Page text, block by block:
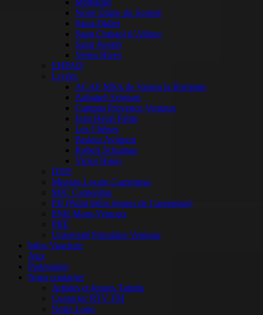
Méthamis
Notre Dame du Sourire
Saint-Didier
Saint Christol d’Albion
Saint Joseph
Vertes Rives
EHPAD
Lycées
ACAF MSA de Vaison la Romaine
Aubanel Avignon
Campus Provence Ventoux
Jean Henri Fabre
Les Chênes
Pasteur Avignon
Robert Schuman
Victor Hugo
ITEP
Mission Locale Carpentras
MJC Carpentras
PIJ (Point Infos Jeunes de Carpentras)
PNR Mont-Ventoux
PRE
Université Populaire Ventoux
Infos Vaucluse
Jeux
Partenaires
Nous contacter
Artistes et Jeunes Talents
Contacter RTV FM
Notre Logo